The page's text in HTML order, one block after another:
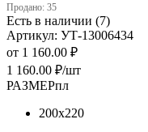
Продано: 35
Есть в наличии (7)
Артикул: УТ-13006434
от 1 160.00 ₽
1 160.00 ₽/шт
РАЗМЕРпл
200х220